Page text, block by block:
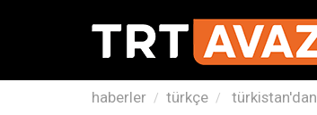
haberler türkçe türkistan'dan